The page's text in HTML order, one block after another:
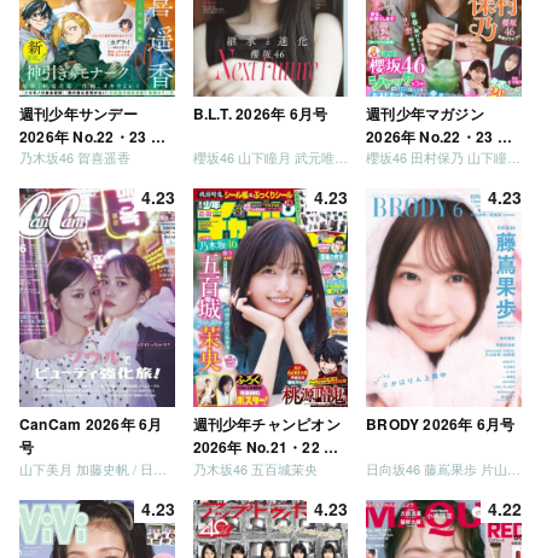
週刊少年サンデー
2026年 No.22・23 合
併号
乃木坂46 賀喜遥香
B.L.T. 2026年 6月号
櫻坂46 山下瞳月 武元唯衣 / 乃木坂46 海邉朱莉
週刊少年マガジン
2026年 No.22・23 合
併号
4.23
CanCam 2026年 6月
号
4.23
週刊少年チャンピオン
2026年 No.21・22 合
併号
乃木坂46 五百城茉央
4.23
BRODY 2026年 6月号
4.23 4.23 4.22